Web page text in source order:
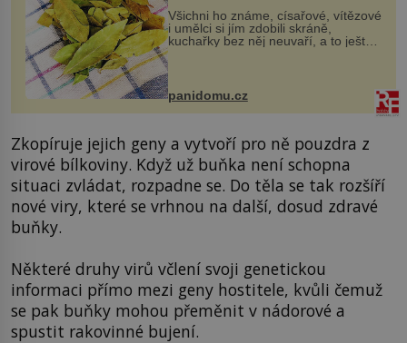
Všichni ho známe, císařové, vítězové
i umělci si jím zdobili skráně,
kuchařky bez něj neuvaří, a to ještě
nevíte, že bobkový list může výrazně
zmírnit některé naše neduhy.
Obsahuje v malém množství ně...
panidomu.cz
Zkopíruje jejich geny a vytvoří pro ně pouzdra z
virové bílkoviny. Když už buňka není schopna
situaci zvládat, rozpadne se. Do těla se tak rozšíří
nové viry, které se vrhnou na další, dosud zdravé
buňky.
Některé druhy virů včlení svoji genetickou
informaci přímo mezi geny hostitele, kvůli čemuž
se pak buňky mohou přeměnit v nádorové a
spustit rakovinné bujení.